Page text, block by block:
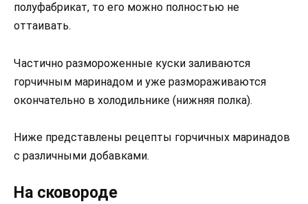
полуфабрикат, то его можно полностью не
оттаивать.
Частично размороженные куски заливаются
горчичным маринадом и уже размораживаются
окончательно в холодильнике (нижняя полка).
Ниже представлены рецепты горчичных маринадов
с различными добавками.
На сковороде